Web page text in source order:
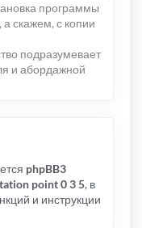
программы
а скажем, с копии
подразумевает
и абордажной
phpBB3
point 0 3 5, в
и инструкции